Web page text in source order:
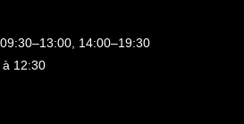
14:00–19:30
à 12:30